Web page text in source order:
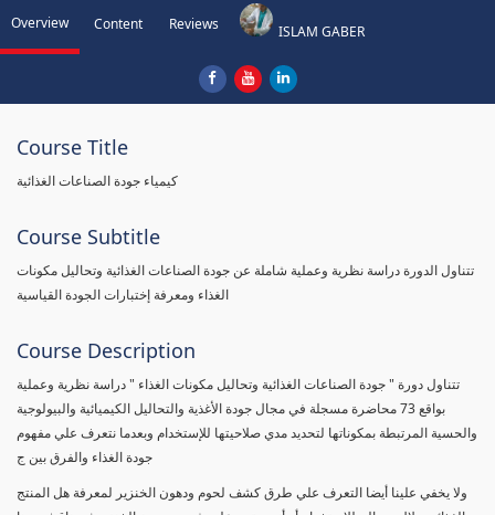
Overview Content Reviews ISLAM GABER
Course Title
كيمياء جودة الصناعات الغذائية
Course Subtitle
تتناول الدورة دراسة نظرية وعملية شاملة عن جودة الصناعات الغذائية وتحاليل مكونات
الغذاء ومعرفة إختبارات الجودة القياسية
Course Description
تتناول دورة " جودة الصناعات الغذائية وتحاليل مكونات الغذاء " دراسة نظرية وعملية
بواقع 73 محاضرة مسجلة في مجال جودة الأغذية والتحاليل الكيميائية والبيولوجية
والحسية المرتبطة بمكوناتها لتحديد مدي صلاحيتها للإستخدام وبعدما نتعرف علي مفهوم
جودة الغذاء والفرق بين ج
ولا يخفي علينا أيضا التعرف علي طرق كشف لحوم ودهون الخنزير لمعرفة هل المنتج